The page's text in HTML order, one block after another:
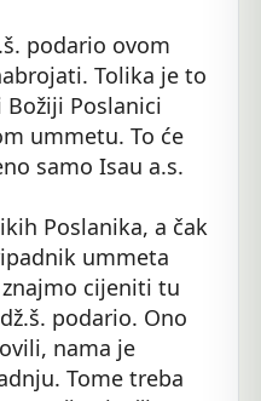
podario ovom
Tolika je to
Poslanici
ummetu. To će
samo Isau a.s.
Poslanika, a čak
ummeta
cijeniti tu
podario. Ono
nama je
Tome treba